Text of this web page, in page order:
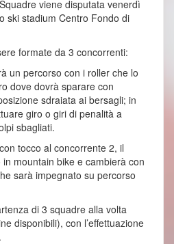
viene disputata venerdì
ski stadium Centro Fondo di
formate da 3 concorrenti:
un percorso con i roller che lo
dove dovrà sparare con
sdraiata ai bersagli; in
giro o giri di penalità a
sbagliati.
tocco al concorrente 2, il
mountain bike e cambierà con
sarà impegnato su percorso
di 3 squadre alla volta
disponibili), con l’effettuazione